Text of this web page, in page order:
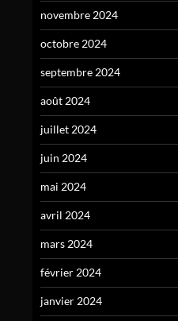
novembre 2024
octobre 2024
septembre 2024
août 2024
juillet 2024
juin 2024
mai 2024
avril 2024
mars 2024
février 2024
janvier 2024